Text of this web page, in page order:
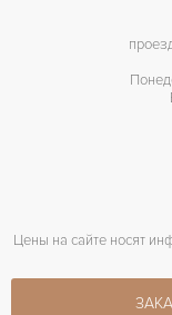
Цены на сайте носят